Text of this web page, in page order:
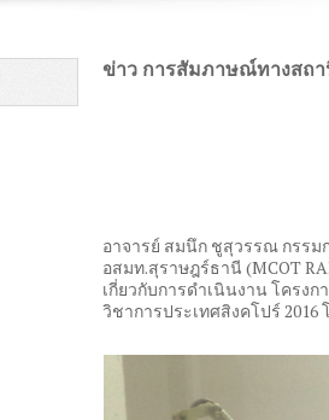
ข่าว การสัมภาษณ์ทางสถ
อาจารย์ สมนึก ชูสุวรรณ กรรม
อสมท.สุราษฎร์ธานี (MCOT
เกี่ยวกับการดำเนินงาน โครง
วิชาการประเทศสิงคโปร์ 2016